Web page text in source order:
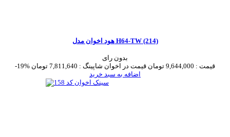
هود اخوان مدل H64-TW (214)
بدون رای
-19%
قیمت : 9,644,000 تومان قیمت در اخوان شاپینگ : 7,811,640 تومان
اضافه به سبد خرید